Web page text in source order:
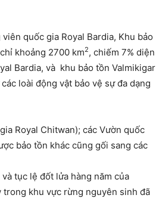
quốc gia Royal Bardia, Khu bảo
khoảng 2700 km2, chiếm 7% diện
Bardia, và khu bảo tồn Valmikigar
loài động vật bảo vệ sự đa dạng
Royal Chitwan); các Vườn quốc
bảo tồn khác cũng gối sang các
tục lệ đốt lửa hàng năm của
trong khu vực rừng nguyên sinh đã